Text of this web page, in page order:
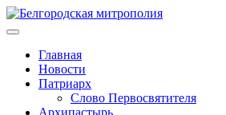
Главная
Новости
Патриарх
Слово Первосвятителя
Архипастырь